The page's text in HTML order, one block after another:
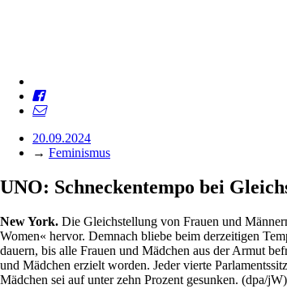
20.09.2024
→ Feminismus
UNO: Schneckentempo bei
New York. Die Gleichstellung von Frauen und
Women« hervor. Demnach bliebe beim derzeitigen
dauern, bis alle Frauen und Mädchen aus der Armut
und Mädchen erzielt worden. Jeder vierte
Mädchen sei auf unter zehn Prozent gesunken. (dpa/jW)